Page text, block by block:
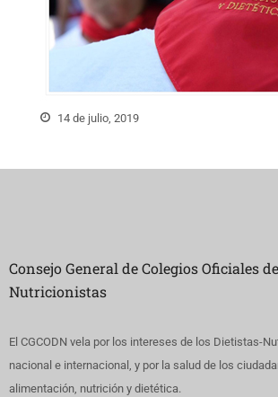
14 de julio, 2019
Consejo General de Colegios Oficiales
Nutricionistas
El CGCODN vela por los intereses de los Dietistas-
nacional e internacional, y por la salud de los
alimentación, nutrición y dietética.